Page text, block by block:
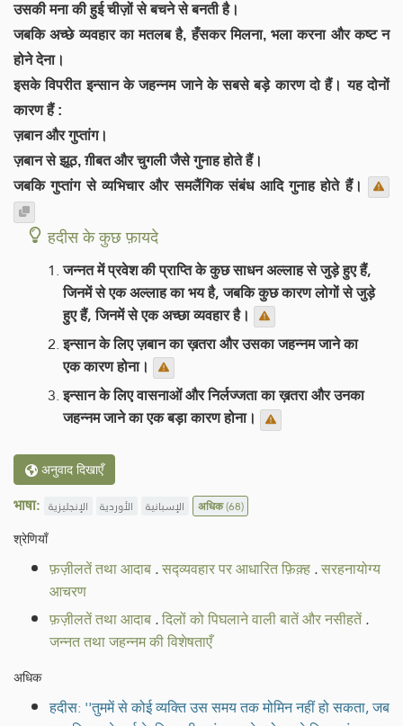
उसकी मना की हुई चीज़ों से बचने से बनती है।
जबकि अच्छे व्यवहार का मतलब है, हँसकर मिलना, भला करना और कष्ट न
होने देना।
इसके विपरीत इन्सान के जहन्नम जाने के सबसे बड़े कारण दो हैं। यह दोनों
कारण हैं :
ज़बान और गुप्तांग।
ज़बान से झूठ, ग़ीबत और चुगली जैसे गुनाह होते हैं।
जबकि गुप्तांग से व्यभिचार और समलैंगिक संबंध आदि गुनाह होते हैं।
हदीस के कुछ फ़ायदे
जन्नत में प्रवेश की प्राप्ति के कुछ साधन अल्लाह से जुड़े हुए हैं,
जिनमें से एक अल्लाह का भय है, जबकि कुछ कारण लोगों से जुड़े
हुए हैं, जिनमें से एक अच्छा व्यवहार है।
इन्सान के लिए ज़बान का ख़तरा और उसका जहन्नम जाने का
एक कारण होना।
इन्सान के लिए वासनाओं और निर्लज्जता का ख़तरा और उनका
जहन्नम जाने का एक बड़ा कारण होना।
अनुवाद दिखाएँ
भाषा: الإنجليزية الأوردية الإسبانية अधिक(68)
श्रेणियाँ
फ़ज़ीलतें तथा आदाब.सद्व्यवहार पर आधारित फ़िक़्ह.सरहनायोग्य
आचरण
फ़ज़ीलतें तथा आदाब.दिलों को पिघलाने वाली बातें और नसीहतें.
जन्नत तथा जहन्नम की विशेषताएँ
अधिक
हदीस: ''तुममें से कोई व्यक्ति उस समय तक मोमिन नहीं हो सकता, जब